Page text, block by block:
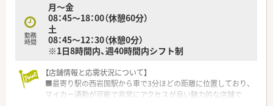
■子育て中の方
勤務
時間
月～金
08：45～18：00（休憩60分）
土
08：45～12：30（休憩0分）
※1日8時間内、週40時間内シフト制
【店舗情報と応需状況について】
■最寄り駅の西岩国駅から車で3分ほどの距離に位置しており、
マイカー通勤が可能で非常にアクセスが良い魅力的な店舗で